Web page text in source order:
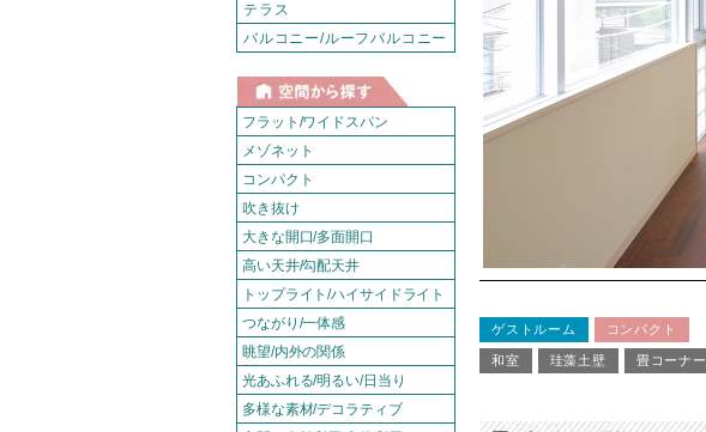
テラス
バルコニー/ルーフバルコニー
フラット/ワイドスパン
メゾネット
コンパクト
吹き抜け
大きな開口/多面開口
高い天井/勾配天井
トップライト/ハイサイドライト
つながり/一体感
眺望/内外の関係
光あふれる/明るい/日当り
多様な素材/デコラティブ
ゲストルーム コンパクト
和室 珪藻土壁 畳コーナー